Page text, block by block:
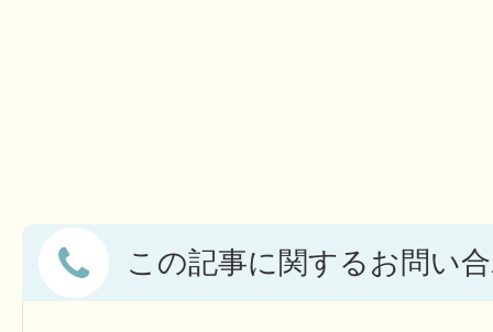
この記事に関するお問い